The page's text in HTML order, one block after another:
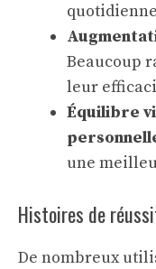
Beaucoup
leur
Équilibre
une
Histoires de
De nombreux